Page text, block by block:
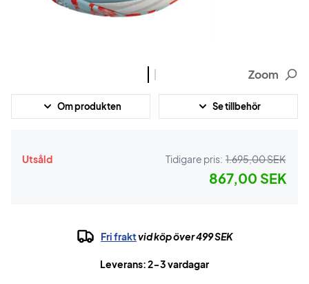
Zoom
Om produkten Se tillbehör
Utsåld Tidigare pris: 1.695,00 SEK
867,00 SEK
Fri fraktvid köp över 499 SEK
Leverans: 2-3 vardagar